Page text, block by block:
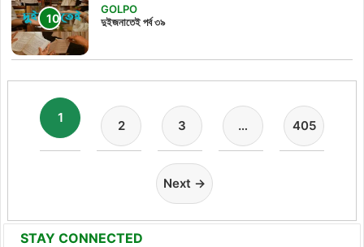
GOLPO
দুইজনাতেই পর্ব ৩৯
1
2 3 … 405
Next →
STAY CONNECTED